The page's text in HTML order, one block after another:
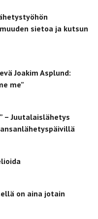
sietoa ja kutsun
Joakim Asplund:
me”
– Juutalaislähetys
on aina jotain